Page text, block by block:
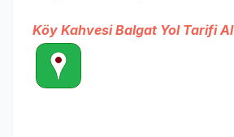
Köy Kahvesi Balgat Yol Tarifi Al